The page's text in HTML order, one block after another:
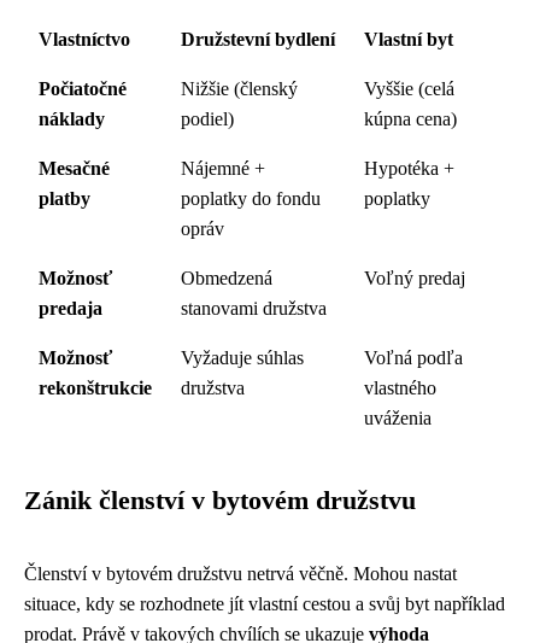
Vlastníctvo Družstevní bydlení Vlastní byt
Počiatočné
náklady
Nižšie (členský
podiel)
Vyššie (celá
kúpna cena)
Mesačné
platby
Nájemné +
poplatky do fondu
opráv
Hypotéka +
poplatky
Možnosť
predaja
Obmedzená
stanovami družstva
Voľný predaj
Možnosť
rekonštrukcie
Vyžaduje súhlas
družstva
Voľná podľa
vlastného
uváženia
Zánik členství v bytovém družstvu
Členství v bytovém družstvu netrvá věčně. Mohou nastat
situace, kdy se rozhodnete jít vlastní cestou a svůj byt například
prodat. Právě v takových chvílích se ukazuje výhoda